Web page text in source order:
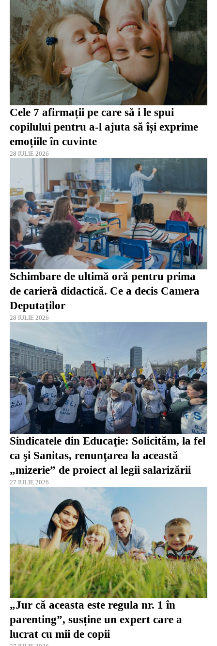
Cele 7 afirmații pe care să i le spui
copilului pentru a-l ajuta să își exprime
emoțiile în cuvinte
28 IULIE 2026
Schimbare de ultimă oră pentru prima
de carieră didactică. Ce a decis Camera
Deputaților
28 IULIE 2026
Sindicatele din Educaţie: Solicităm, la fel
ca şi Sanitas, renunţarea la această
„mizerie” de proiect al legii salarizării
27 IULIE 2026
„Jur că aceasta este regula nr. 1 în
parenting”, susține un expert care a
lucrat cu mii de copii